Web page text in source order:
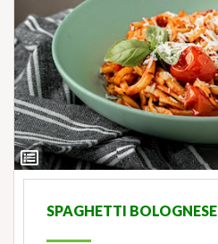
View
Ingredients
SPAGHETTI BOLOGNESE